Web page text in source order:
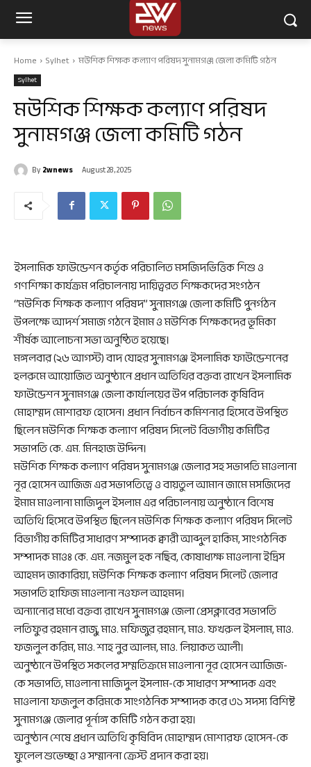
Home Sylhet মউশিক শিক্ষক কল্যাণ পরিষদ সুনামগঞ্জ জেলা কমিটি গঠন
Sylhet
মউশিক শিক্ষক কল্যাণ পরিষদ
সুনামগঞ্জ জেলা কমিটি গঠন
By2wnews August 28, 2025
ইসলামিক ফাউন্ডেশন কর্তৃক পরিচালিত মসজিদভিত্তিক শিশু ও
গণশিক্ষা কার্যক্রম পরিচালনায় দায়িত্বরত শিক্ষকদের সংগঠন
“মউশিক শিক্ষক কল্যাণ পরিষদ” সুনামগঞ্জ জেলা কমিটি পুনর্গঠন
উপলক্ষে আদর্শ সমাজ গঠনে ইমাম ও মউশিক শিক্ষকদের ভূমিকা
শীর্ষক আলোচনা সভা অনুষ্ঠিত হয়েছে।
মঙ্গলবার (২৬ আগস্ট) বাদ যোহর সুনামগঞ্জ ইসলামিক ফাউন্ডেশনের
হলরুমে আয়োজিত অনুষ্ঠানে প্রধান অতিথির বক্তব্য রাখেন ইসলামিক
ফাউন্ডেশন সুনামগঞ্জ জেলা কার্যালয়ের উপ পরিচালক কৃষিবিদ
মোহাম্মদ মোশারফ হোসেন। প্রধান নির্বাচন কমিশনার হিসেবে উপস্থিত
ছিলেন মউশিক শিক্ষক কল্যাণ পরিষদ সিলেট বিভাগীয় কমিটির
সভাপতি কে. এম. মিনহাজ উদ্দিন।
মউশিক শিক্ষক কল্যাণ পরিষদ সুনামগঞ্জ জেলার সহ সভাপতি মাওলানা
নূর হোসেন আজিজ এর সভাপতিত্বে ও বায়তুল আমান জামে মসজিদের
ইমাম মাওলানা মাজিদুল ইসলাম এর পরিচালনায় অনুষ্ঠানে বিশেষ
অতিথি হিসেবে উপস্থিত ছিলেন মউশিক শিক্ষক কল্যাণ পরিষদ সিলেট
বিভাগীয় কমিটির সাধারণ সম্পাদক ক্বারী আব্দুল হাকিম, সাংগঠনিক
সম্পাদক মাওঃ কে. এম. নজমুল হক নছিব, কোষাধ্যক্ষ মাওলানা ইদ্রিস
আহমদ জাকারিয়া, মউশিক শিক্ষক কল্যাণ পরিষদ সিলেট জেলার
সভাপতি হাফিজ মাওলানা নওফল আহমদ।
অন্যান্যের মধ্যে বক্তব্য রাখেন সুনামগঞ্জ জেলা প্রেসক্লাবের সভাপতি
লতিফুর রহমান রাজু, মাও. মফিজুর রহমান, মাও. ফখরুল ইসলাম, মাও.
ফজলুল করিম, মাও. শাহ নুর আলম, মাও. লিয়াকত আলী।
অনুষ্ঠানে উপস্থিত সকলের সম্মতিক্রমে মাওলানা নূর হোসেন আজিজ-
কে সভাপতি, মাওলানা মাজিদুল ইসলাম-কে সাধারণ সম্পাদক এবং
মাওলানা ফজলুল করিমকে সাংগঠনিক সম্পাদক করে ৩১ সদস্য বিশিষ্ট
সুনামগঞ্জ জেলার পূর্নাঙ্গ কমিটি গঠন করা হয়।
অনুষ্ঠান শেষে প্রধান অতিথি কৃষিবিদ মোহাম্মদ মোশারফ হোসেন-কে
ফুলেল শুভেচ্ছা ও সম্মাননা ক্রেস্ট প্রদান করা হয়।